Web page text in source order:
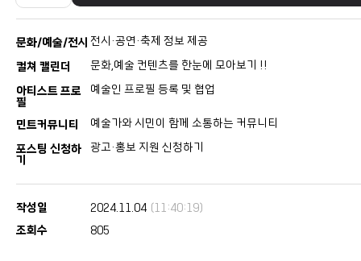
문화/예술/전시 전시·공연·축제 정보 제공
컬쳐 캘린더
문화,예술 컨텐츠를 한눈에 모아보기 !!
아티스트 프로
필
예술인 프로필 등록 및 협업
민트커뮤니티
예술가와 시민이 함께 소통하는 커뮤니티
포스팅 신청하
기
광고·홍보 지원 신청하기
작성일 2024.11.04 (11:40:19)
조회수
805